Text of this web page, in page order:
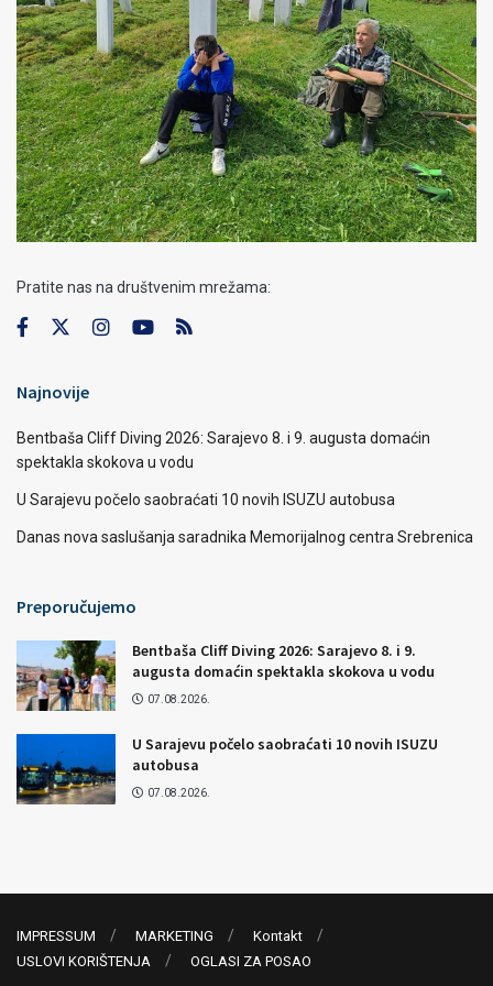
Pratite nas na društvenim mrežama:
Najnovije
Bentbaša Cliff Diving 2026: Sarajevo 8. i 9. augusta domaćin
spektakla skokova u vodu
U Sarajevu počelo saobraćati 10 novih ISUZU autobusa
Danas nova saslušanja saradnika Memorijalnog centra Srebrenica
Preporučujemo
Bentbaša Cliff Diving 2026: Sarajevo 8. i 9.
augusta domaćin spektakla skokova u vodu
07.08.2026.
U Sarajevu počelo saobraćati 10 novih ISUZU
autobusa
07.08.2026.
IMPRESSUM MARKETING
Kontakt
USLOVI KORIŠTENJA
OGLASI ZA POSAO